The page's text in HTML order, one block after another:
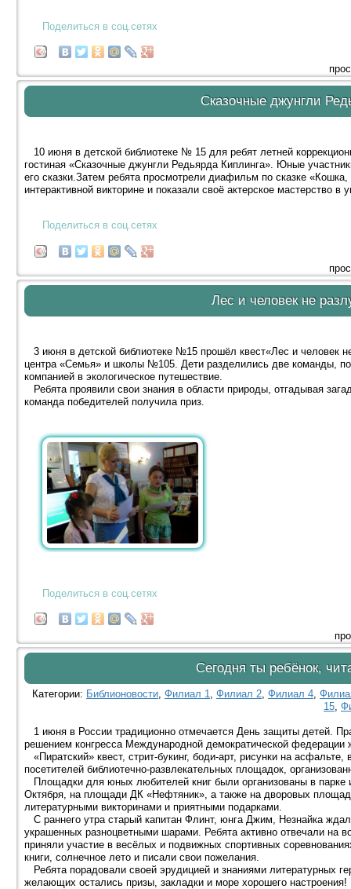
Поделиться в соц.сетях
Сказочные джунгли
10 июня в детской библиотеке № 15 для ребят летней
гостиная «Сказочные джунгли Редьярда Киплинга». Юные
его сказки.Затем ребята просмотрели диафильм по сказке
интерактивной викторине и показали своё актерское мастерство
Поделиться в соц.сетях
Лес и человек не
3 июня в детской библиотеке №15 прошёл квест«Лес и человек
центра «Семья» и школы №105. Дети разделились две команды,
компанией в экологическое путешествие.
Ребята проявили свои знания в области природы, отгадывая
команда победителей получила приз.
Поделиться в соц.сетях
Сегодня ты ребёнок,
Категории: Библионовости ,Филиал 1 ,Филиал 2 ,Филиал 4 ,
15 ,
1 июня в России традиционно отмечается День защиты детей.
решением конгресса Международной демократической
«Пиратский» квест, стрит-букинг, боди-арт, рисунки на
посетителей библиотечно-развлекательных площадок,
Площадки для юных любителей книг были организованы в
Октября, на площади ДК «Нефтяник», а также на дворовых
литературными викторинами и приятными подарками.
С раннего утра старый капитан Флинт, юнга Джим, Незнайка
украшенных разноцветными шарами. Ребята активно отвечали на
приняли участие в весёлых и подвижных спортивных
книги, солнечное лето и писали свои пожелания.
Ребята порадовали своей эрудицией и знаниями литературных
желающих остались призы, закладки и море хорошего настроения!